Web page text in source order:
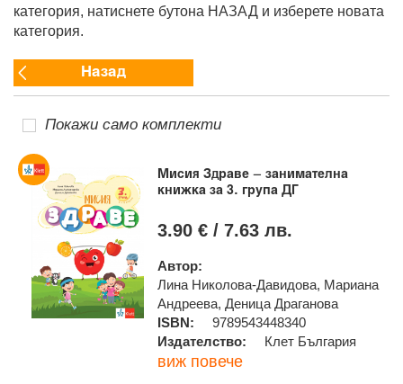
категория, натиснете бутона НАЗАД и изберете новата
категория.
Назад
Покажи само комплекти
Мисия Здраве – занимателна
книжка за 3. група ДГ
3.90 € / 7.63 лв.
Автор:
Лина Николова-Давидова, Мариана
Андреева, Деница Драганова
ISBN:
9789543448340
Издателство:
Клет България
виж повече